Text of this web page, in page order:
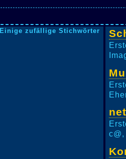
Einige zufällige Stichwörter